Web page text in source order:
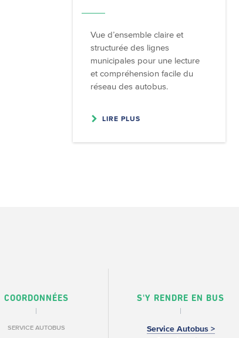
Vue d’ensemble claire et
structurée des lignes
municipales pour une lecture
et compréhension facile du
réseau des autobus.
LIRE PLUS
COORDONNÉES
SERVICE AUTOBUS
S'Y RENDRE EN BUS
Service Autobus >